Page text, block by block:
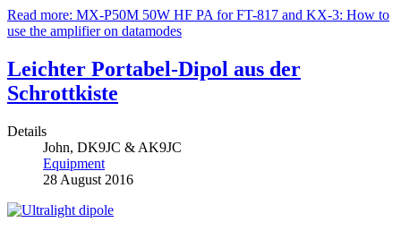
Read more: MX-P50M 50W HF PA for FT-817 and KX-3: How to
use the amplifier on datamodes
Leichter Portabel-Dipol aus der
Schrottkiste
Details
John, DK9JC & AK9JC
Equipment
28 August 2016